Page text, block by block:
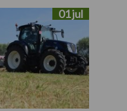
01 jul